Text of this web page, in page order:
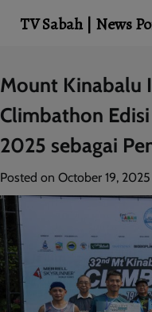
Skip
to
content
Mount Kinabalu
Climbathon
2025 sebagai
Posted on October 19, 2025
TV Sabah | News